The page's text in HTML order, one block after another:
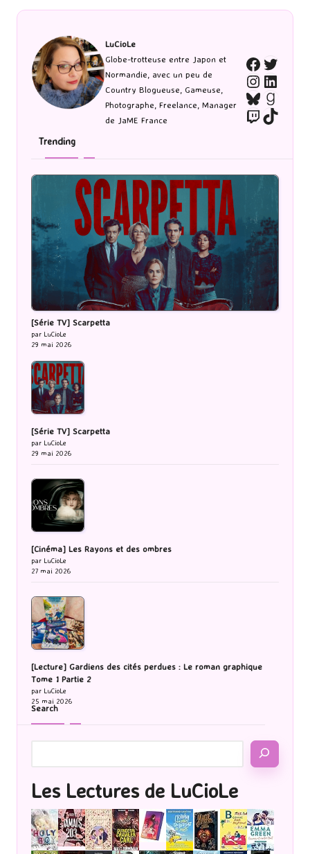
des
publicationsLuCioLe
Globe-trotteuse entre Japon et
Normandie, avec un peu de
Country Blogueuse, Gameuse,
Photographe, Freelance, Manager
de JaME France
Bluesky
TwitchTikTok
Trending
[Série TV] Scarpetta
par LuCioLe
29 mai 2026
[Série TV] Scarpetta
par LuCioLe
29 mai 2026
[Cinéma] Les Rayons et des ombres
par LuCioLe
27 mai 2026
[Lecture] Gardiens des cités perdues : Le roman graphique
Tome 1 Partie 2
par LuCioLe
25 mai 2026
Search
Les Lectures de LuCioLe